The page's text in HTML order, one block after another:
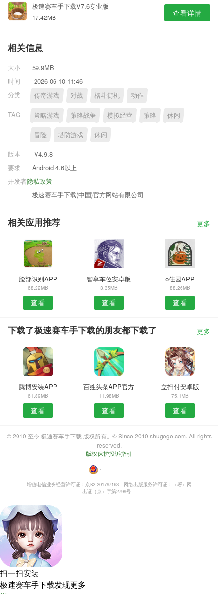
极速赛车手下载V7.6专业版
17.42MB 查看详情
相关信息
大小
59.9MB
时间
2026-06-10 11:46
分类
传奇游戏 对战 格斗街机 动作
TAG 策略游戏 策略战争 模拟经营 策略 休闲
冒险 塔防游戏 休闲
版本
V4.9.8
要求
Android 4.6以上
隐私政策
开发者
极速赛车手下载(中国)官方网站有限公司
相关应用推荐 更多
脸部识别APP
68.22MB
查看
智享车位安卓版
3.35MB
查看
e佳园APP
88.26MB
查看
下载了极速赛车手下载的朋友都下载了 更多
腾博安装APP
61.89MB
查看
百姓头条APP官方
11.98MB
查看
立扫付安卓版
75.1MB
查看
© 2010 至今 极速赛车手下载 版权所有。© Since 2010 shugege.com. All rights
reserved.
版权保护投诉指引
・
增值电信业务经营许可证：京B2-201797163
网络出版服务许可证：（署）网
出证（京）字第2799号
扫一扫安装
极速赛车手下载发现更多